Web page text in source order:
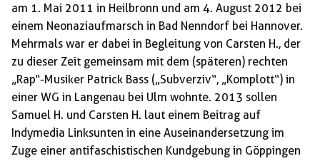
am 1. Mai 2011 in Heilbronn und am 4. August 2012 bei
einem Neonaziaufmarsch in Bad Nenndorf bei Hannover.
Mehrmals war er dabei in Begleitung von Carsten H., der
zu dieser Zeit gemeinsam mit dem (späteren) rechten
„Rap“-Musiker Patrick Bass („Subverziv“, „Komplott“) in
einer WG in Langenau bei Ulm wohnte. 2013 sollen
Samuel H. und Carsten H. laut einem Beitrag auf
Indymedia Linksunten in eine Auseinandersetzung im
Zuge einer antifaschistischen Kundgebung in Göppingen